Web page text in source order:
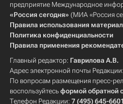
предприятие Международное
«Россия сегодня» (МИА «Россия
Правила использования
Политика конфиденциальности
Правила применения
Главный редактор: Гаврилова А.В.
Адрес электронной почты Редакции:
По вопросам размещения пресс-
воспользуйтесьформой обратной
Телефон Редакции: 7 (495) 645-6601